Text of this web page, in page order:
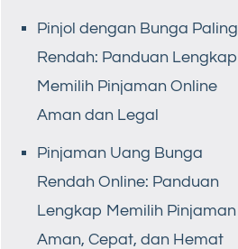
Pinjol dengan Bunga Paling
Rendah: Panduan Lengkap
Memilih Pinjaman Online
Aman dan Legal
Pinjaman Uang Bunga
Rendah Online: Panduan
Lengkap Memilih Pinjaman
Aman, Cepat, dan Hemat